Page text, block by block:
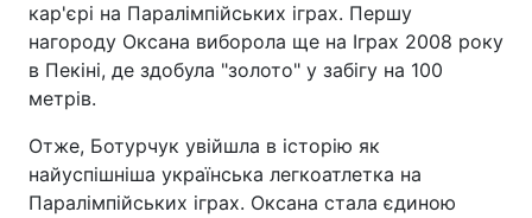
кар'єрі на Паралімпійських іграх. Першу
нагороду Оксана виборола ще на Іграх 2008 року
в Пекіні, де здобула "золото" у забігу на 100
метрів.
Отже, Ботурчук увійшла в історію як
найуспішніша українська легкоатлетка на
Паралімпійських іграх. Оксана стала єдиною